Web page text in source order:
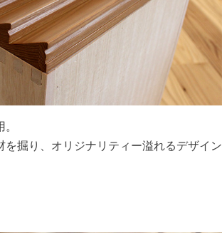
を掘り、オリジナリティー溢れるデザイン